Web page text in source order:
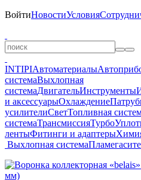
ВойтиНовостиУсловия
INTIPIАвтоматериалы
системаВыхлопная
системаДвигательИнструменты
и аксессуарыОхлаждение
усилителиСветТопливная
системаТрансмиссияТурбо
лентыФитинги и адаптеры
Выхлопная система